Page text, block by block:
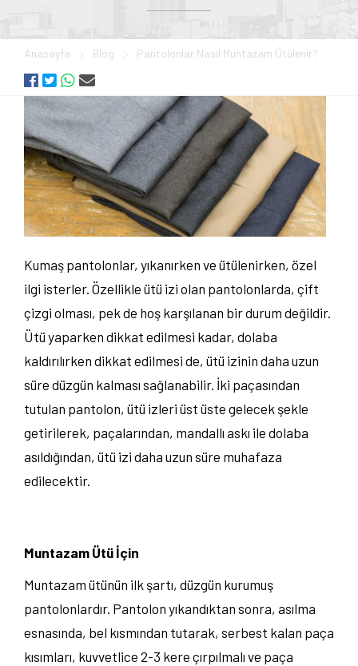
Anasayfa Blog Pantolonlar Nasıl Muntazam Ütülenir?
Kumaş pantolonlar, yıkanırken ve ütülenirken, özel
ilgi isterler. Özellikle ütü izi olan pantolonlarda, çift
çizgi olması, pek de hoş karşılanan bir durum değildir.
Ütü yaparken dikkat edilmesi kadar, dolaba
kaldırılırken dikkat edilmesi de, ütü izinin daha uzun
süre düzgün kalması sağlanabilir. İki paçasından
tutulan pantolon, ütü izleri üst üste gelecek şekle
getirilerek, paçalarından, mandallı askı ile dolaba
asıldığından, ütü izi daha uzun süre muhafaza
edilecektir.
Muntazam Ütü İçin
Muntazam ütünün ilk şartı, düzgün kurumuş
pantolonlardır. Pantolon yıkandıktan sonra, asılma
esnasında, bel kısmından tutarak, serbest kalan paça
kısımları, kuvvetlice 2-3 kere çırpılmalı ve paça